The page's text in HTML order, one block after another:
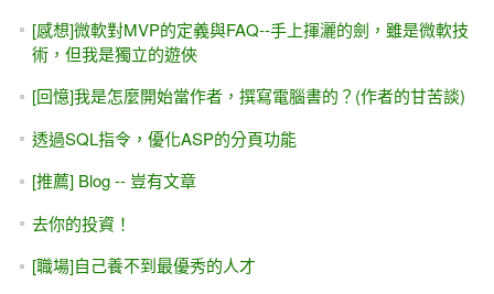
[感想]微軟對MVP的定義與FAQ--手上揮灑的劍，雖是微軟技
術，但我是獨立的遊俠
[回憶]我是怎麼開始當作者，撰寫電腦書的？(作者的甘苦談)
透過SQL指令，優化ASP的分頁功能
[推薦] Blog -- 豈有文章
去你的投資！
[職場]自己養不到最優秀的人才